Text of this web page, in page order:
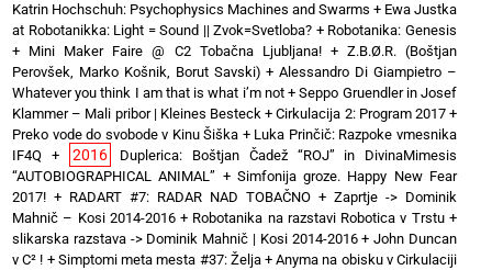
Katrin Hochschuh: Psychophysics Machines and Swarms + Ewa Justka
at Robotanikka: Light = Sound || Zvok=Svetloba? + Robotanika: Genesis
+ Mini Maker Faire @ C2 Tobačna Ljubljana!+ Z.B.Ø.R. (Boštjan
Perovšek, Marko Košnik, Borut Savski) +Alessandro Di Giampietro –
Whatever you think I am that is what i’m not+Seppo Gruendler in Josef
Klammer – Mali pribor | Kleines Besteck +Cirkulacija 2: Program 2017+
Preko vode do svobode v Kinu Šiška + Luka Prinčič: Razpoke vmesnika
IF4Q + 2016
Duplerica: Boštjan Čadež “ROJ” in DivinaMimesis
“AUTOBIOGRAPHICAL ANIMAL” + Simfonija groze. Happy New Fear
2017! + RADART #7: RADAR NAD TOBAČNO + Zaprtje -> Dominik
Mahnič – Kosi 2014-2016+ Robotanika na razstavi Robotica v Trstu+
slikarska razstava -> Dominik Mahnič | Kosi 2014-2016+John Duncan
v C² ! + Simptomi meta mesta #37: Želja+Anyma na obisku v Cirkulaciji